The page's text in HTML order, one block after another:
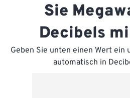
Sie
Decibels
Geben Sie unten einen Wert ein
automatisch in